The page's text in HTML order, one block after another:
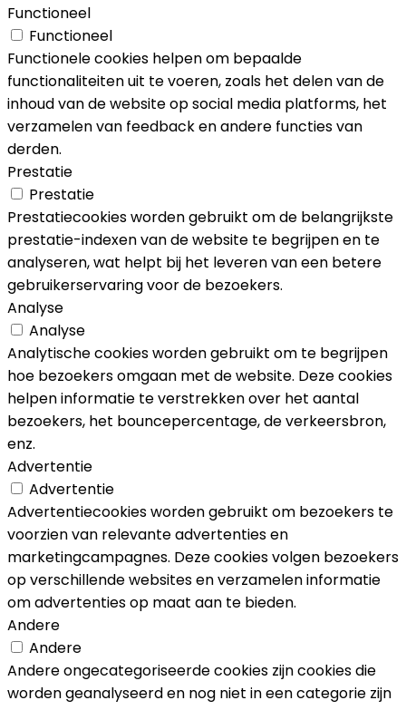
Functioneel
Functioneel
Functionele cookies helpen om bepaalde
functionaliteiten uit te voeren, zoals het delen van de
inhoud van de website op social media platforms, het
verzamelen van feedback en andere functies van
derden.
Prestatie
Prestatie
Prestatiecookies worden gebruikt om de belangrijkste
prestatie-indexen van de website te begrijpen en te
analyseren, wat helpt bij het leveren van een betere
gebruikerservaring voor de bezoekers.
Analyse
Analyse
Analytische cookies worden gebruikt om te begrijpen
hoe bezoekers omgaan met de website. Deze cookies
helpen informatie te verstrekken over het aantal
bezoekers, het bouncepercentage, de verkeersbron,
enz.
Advertentie
Advertentie
Advertentiecookies worden gebruikt om bezoekers te
voorzien van relevante advertenties en
marketingcampagnes. Deze cookies volgen bezoekers
op verschillende websites en verzamelen informatie
om advertenties op maat aan te bieden.
Andere
Andere
Andere ongecategoriseerde cookies zijn cookies die
worden geanalyseerd en nog niet in een categorie zijn